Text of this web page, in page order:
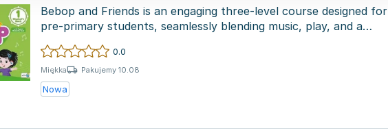
Bebop and Friends is an engaging three-level course designed for
pre-primary students, seamlessly blending music, play, and a
thou...
0.0
Miękka Pakujemy 10.08
Nowa